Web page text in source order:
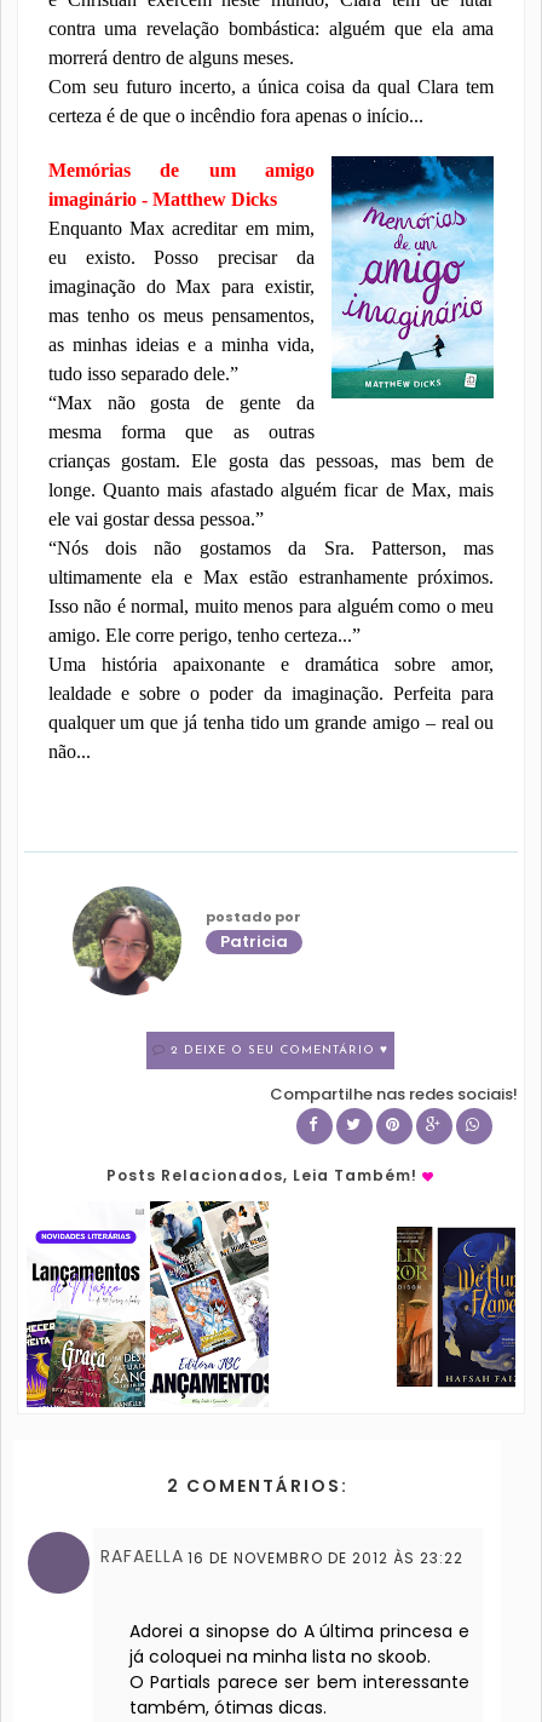
contra uma revelação bombástica: alguém que ela ama
morrerá dentro de alguns meses.
Com seu futuro incerto, a única coisa da qual Clara tem
certeza é de que o incêndio fora apenas o início...
Memórias de um amigo
imaginário - Matthew Dicks
Enquanto Max acreditar em mim,
eu existo. Posso precisar da
imaginação do Max para existir,
mas tenho os meus pensamentos,
as minhas ideias e a minha vida,
tudo isso separado dele.”
“Max não gosta de gente da
mesma forma que as outras
crianças gostam. Ele gosta das pessoas, mas bem de
longe. Quanto mais afastado alguém ficar de Max, mais
ele vai gostar dessa pessoa.”
“Nós dois não gostamos da Sra. Patterson, mas
ultimamente ela e Max estão estranhamente próximos.
Isso não é normal, muito menos para alguém como o meu
amigo. Ele corre perigo, tenho certeza...”
Uma história apaixonante e dramática sobre amor,
lealdade e sobre o poder da imaginação. Perfeita para
qualquer um que já tenha tido um grande amigo – real ou
não...
postado por
Patricia
2 DEIXE O SEU COMENTÁRIO ♥
Compartilhe nas redes sociais!
Posts Relacionados, Leia Também!
2 COMENTÁRIOS:
RAFAELLA 16 DE NOVEMBRO DE 2012 ÀS 23:22
Adorei a sinopse do A última princesa e
já coloquei na minha lista no skoob.
O Partials parece ser bem interessante
também, ótimas dicas.